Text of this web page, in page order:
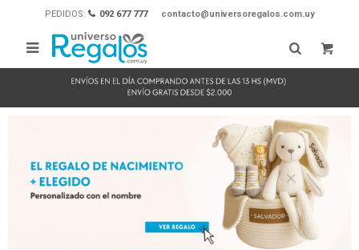
PEDIDOS: 092 677 777 contacto@universoregalos.com.uy
